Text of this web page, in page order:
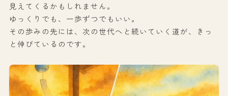
見えてくるかもしれません。
ゆっくりでも、一歩ずつでもいい。
その歩みの先には、次の世代へと続いていく道が、きっ
と伸びているのです。